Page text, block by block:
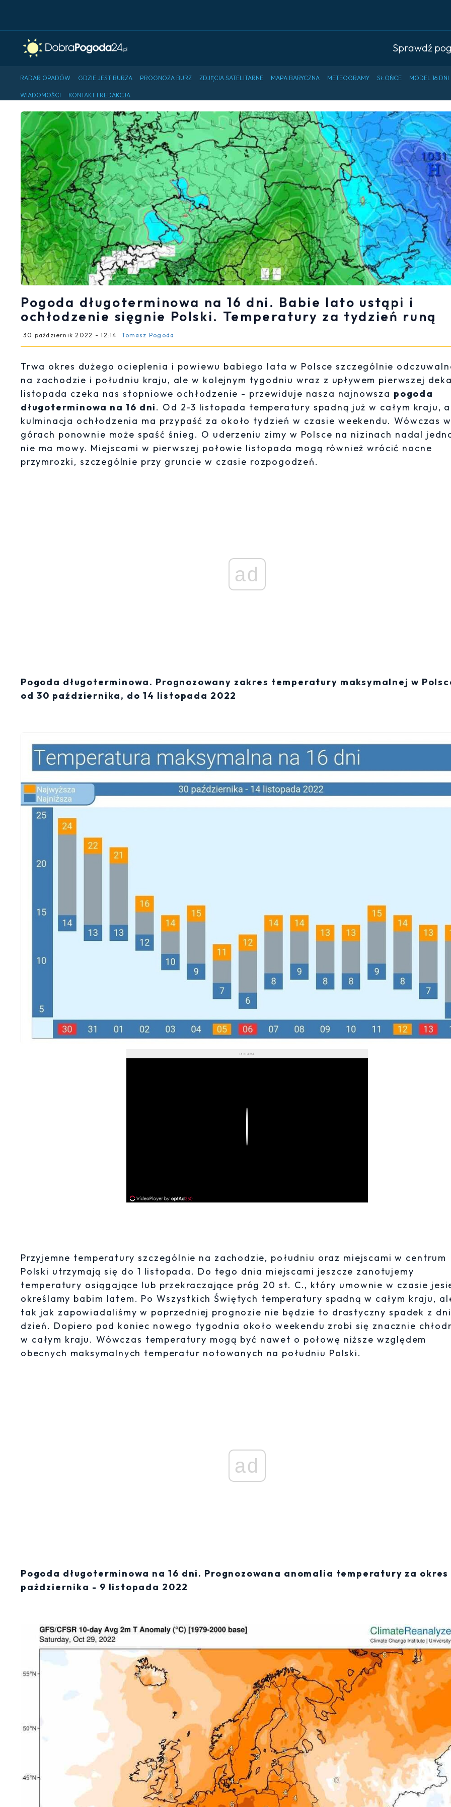
Sprawdź
RADAR OPADÓW GDZIE JEST BURZA PROGNOZA BURZ ZDJĘCIA SATELITARNE MAPA BARYCZNA METEOGRAMY SŁOŃCE MODEL 16 DNI
WIADOMOŚCI KONTAKT I REDAKCJA
Pogoda długoterminowa na 16 dni. Babie lato ustąpi i
ochłodzenie sięgnie Polski. Temperatury za tydzień runą
30 październik 2022 - 12:14 Tomasz Pogoda
Trwa okres dużego ocieplenia i powiewu babiego lata w Polsce szczególnie
na zachodzie i południu kraju, ale w kolejnym tygodniu wraz z upływem pierwszej
listopada czeka nas stopniowe ochłodzenie - przewiduje nasza najnowsza pogoda
długoterminowa na 16 dni. Od 2-3 listopada temperatury spadną już w całym kraju, a
kulminacja ochłodzenia ma przypaść za około tydzień w czasie weekendu. Wówczas w
górach ponownie może spaść śnieg. O uderzeniu zimy w Polsce na nizinach nadal
nie ma mowy. Miejscami w pierwszej połowie listopada mogą również wrócić nocne
przymrozki, szczególnie przy gruncie w czasie rozpogodzeń.
ad
Pogoda długoterminowa. Prognozowany zakres temperatury maksymalnej w
od 30 października, do 14 listopada 2022
REKLAMA
Przyjemne temperatury szczególnie na zachodzie, południu oraz miejscami w centrum
Polski utrzymają się do 1 listopada. Do tego dnia miejscami jeszcze zanotujemy
temperatury osiągające lub przekraczające próg 20 st. C., który umownie w czasie
określamy babim latem. Po Wszystkich Świętych temperatury spadną w całym kraju,
tak jak zapowiadaliśmy w poprzedniej prognozie nie będzie to drastyczny spadek z
dzień. Dopiero pod koniec nowego tygodnia około weekendu zrobi się znacznie
w całym kraju. Wówczas temperatury mogą być nawet o połowę niższe względem
obecnych maksymalnych temperatur notowanych na południu Polski.
ad
Pogoda długoterminowa na 16 dni. Prognozowana anomalia temperatury za okres
października - 9 listopada 2022